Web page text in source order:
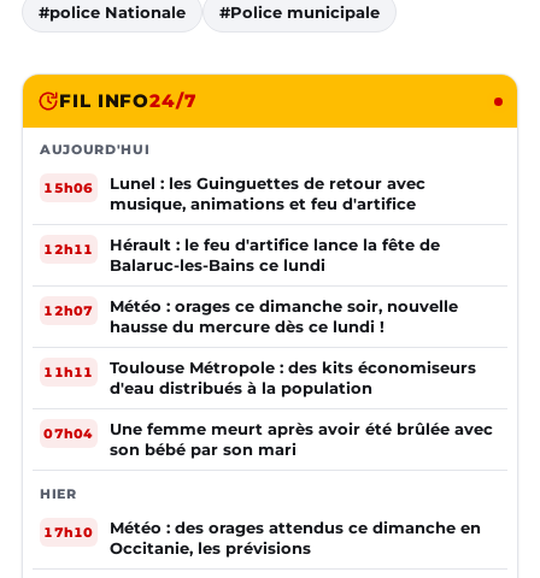
#police Nationale #Police municipale
FIL INFO24/7
AUJOURD'HUI
15h06
Lunel : les Guinguettes de retour avec
musique, animations et feu d'artifice
12h11
Hérault : le feu d'artifice lance la fête de
Balaruc-les-Bains ce lundi
12h07
Météo : orages ce dimanche soir, nouvelle
hausse du mercure dès ce lundi !
11h11
Toulouse Métropole : des kits économiseurs
d'eau distribués à la population
07h04
Une femme meurt après avoir été brûlée avec
son bébé par son mari
HIER
17h10
Météo : des orages attendus ce dimanche en
Occitanie, les prévisions